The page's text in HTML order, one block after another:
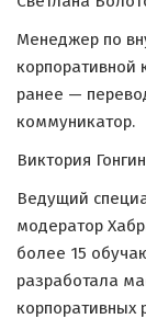
Менеджер по
корпоративной
ранее —
коммуникатор.
Виктория
Ведущий
модератор
более 15
разработала